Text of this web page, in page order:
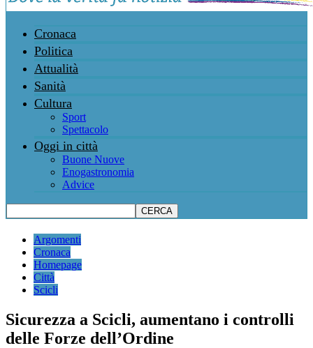
Cronaca
Politica
Attualità
Sanità
Cultura
Sport
Spettacolo
Oggi in città
Buone Nuove
Enogastronomia
Advice
Argomenti
Cronaca
Homepage
Città
Scicli
Sicurezza a Scicli, aumentano i controlli
delle Forze dell’Ordine